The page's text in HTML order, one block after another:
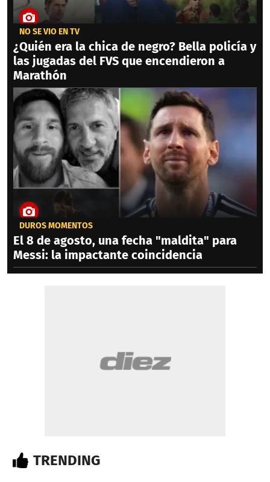
NO SE VIO EN TV
¿Quién era la chica de negro? Bella policía y
las jugadas del FVS que encendieron a
Marathón
DUROS MOMENTOS
El 8 de agosto, una fecha "maldita" para
Messi: la impactante coincidencia
TRENDING